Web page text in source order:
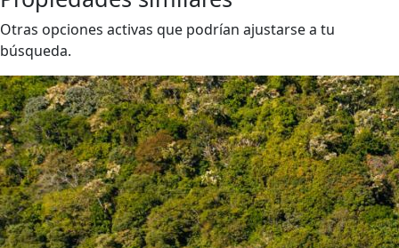
Otras opciones activas que podrían ajustarse a tu
búsqueda.